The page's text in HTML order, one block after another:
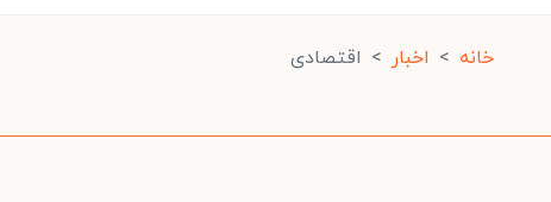
خانه اخبار اقتصادی